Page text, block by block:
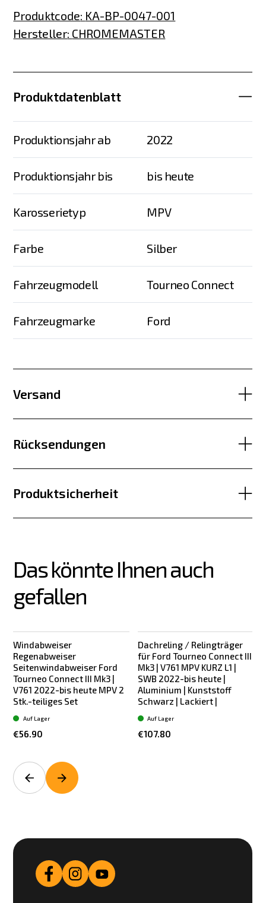
Produktcode: KA-BP-0047-001
Hersteller: CHROMEMASTER
Produktdatenblatt
Produktionsjahr ab 2022
Produktionsjahr bis bis heute
Karosserietyp MPV
Farbe Silber
Fahrzeugmodell Tourneo Connect
Fahrzeugmarke Ford
Versand
Rücksendungen
Produktsicherheit
Das könnte Ihnen auch
gefallen
Windabweiser
Regenabweiser
Seitenwindabweiser Ford
Tourneo Connect III Mk3 |
V761 2022-bis heute MPV 2
Stk.-teiliges Set
€56.90
Auf Lager
Dachreling / Relingträger
für Ford Tourneo Connect III
Mk3 | V761 MPV KURZ L1 |
SWB 2022-bis heute |
Aluminium | Kunststoff
Schwarz | Lackiert |
€107.80
Auf Lager